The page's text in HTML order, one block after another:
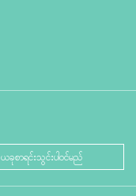
ယခုစာရင်းသွင်းပါဝင်မည်